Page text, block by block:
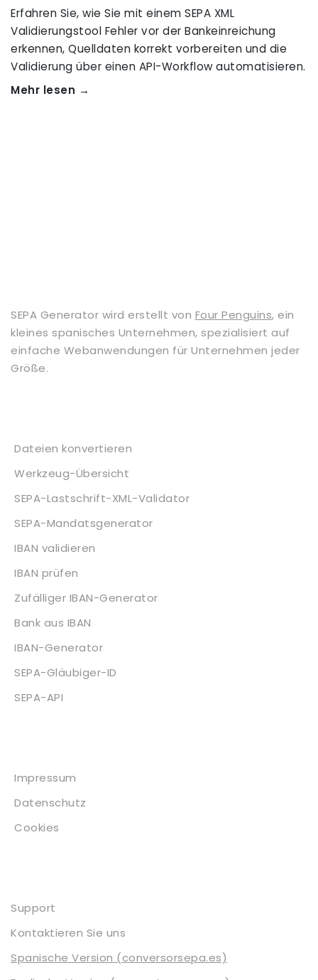
Erfahren Sie, wie Sie mit einem SEPA XML
Validierungstool Fehler vor der Bankeinreichung
erkennen, Quelldaten korrekt vorbereiten und die
Validierung über einen API-Workflow automatisieren.
Mehr lesen →
SEPA Generator wird erstellt von Four Penguins, ein
kleines spanisches Unternehmen, spezialisiert auf
einfache Webanwendungen für Unternehmen jeder
Größe.
Dateien konvertieren
Werkzeug-Übersicht
SEPA-Lastschrift-XML-Validator
SEPA-Mandatsgenerator
IBAN validieren
IBAN prüfen
Zufälliger IBAN-Generator
Bank aus IBAN
IBAN-Generator
SEPA-Gläubiger-ID
SEPA-API
Impressum
Datenschutz
Cookies
Support
Kontaktieren Sie uns
Spanische Version (conversorsepa.es)